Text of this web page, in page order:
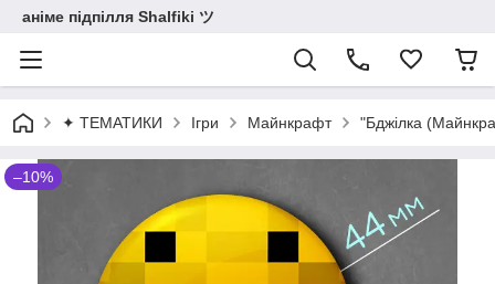
аніме підпілля Shalfiki ツ
✦ ТЕМАТИКИ Ігри Майнкрафт "Бджілка
–10%